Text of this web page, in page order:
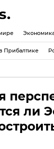
Прибалтике
ли